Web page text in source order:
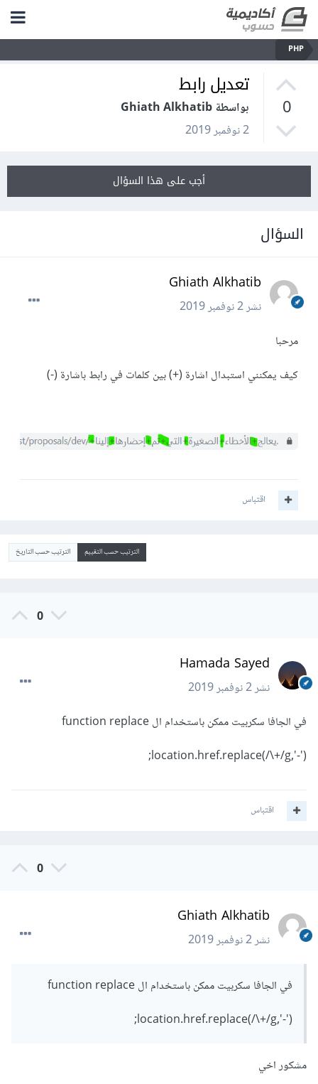
PHP
0
تعديل رابط
بواسطة Ghiath Alkhatib
2 نوفمبر 2019
أجب على هذا السؤال
السؤال
Ghiath Alkhatib
نشر2 نوفمبر 2019
مرحبا
كيف يمكنني استبدال اشارة (+) بين كلمات في رابط باشارة (-)
اقتباس
الترتيب حسب التقييم الترتيب حسب التاريخ
0
Hamada Sayed
نشر2 نوفمبر 2019
في الجافا سكربيت ممكن باستخدام ال function replace
location.href.replace(/\+/g,'-');
اقتباس
0
Ghiath Alkhatib
نشر2 نوفمبر 2019
في الجافا سكربيت ممكن باستخدام ال function replace
location.href.replace(/\+/g,'-');
مشكور اخي